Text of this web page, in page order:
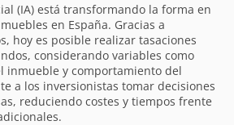
(IA) está transformando la forma en
en España. Gracias a
hoy es posible realizar tasaciones
considerando variables como
inmueble y comportamiento del
a los inversionistas tomar decisiones
reduciendo costes y tiempos frente